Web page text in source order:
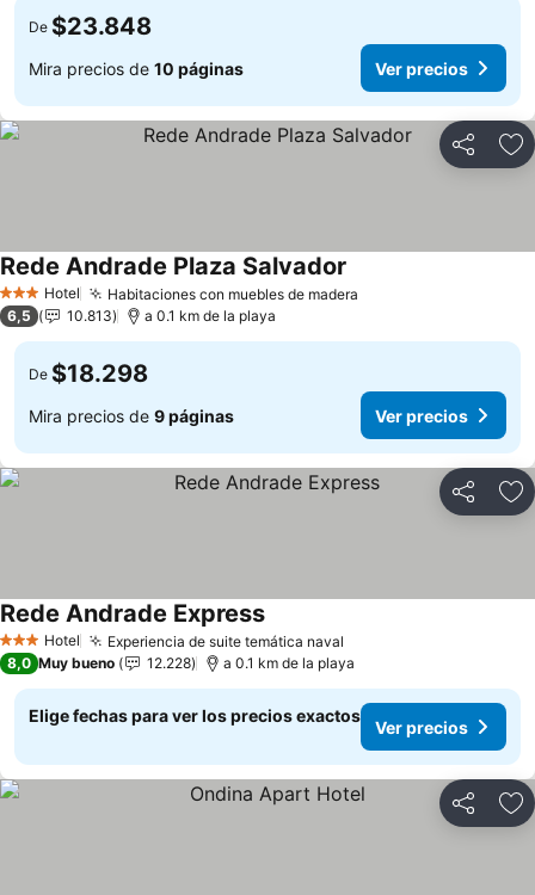
De $23.848
Mira precios de 10 páginas Ver precios
Compartir
3 Estrellas
Hotel Habitaciones con muebles de madera
Rede Andrade Plaza Salvador
6,5 10.813 a 0.1 km de la playa
De $18.298
Mira precios de 9 páginas Ver precios
Compartir
3 Estrellas
Hotel Experiencia de suite temática naval
Rede Andrade ExpressVer precios
8,0 Muy bueno 12.228 a 0.1 km de la playa
Elige fechas para ver los precios exactos
Ver precios
Compartir